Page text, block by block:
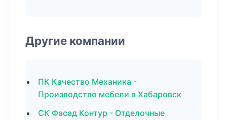
Другие компании
ПК Качество Механика -
Производство мебели в Хабаровск
СК Фасад Контур - Отделочные